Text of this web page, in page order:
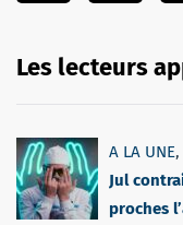
Les lecteurs
A LA UNE,
Jul
proches